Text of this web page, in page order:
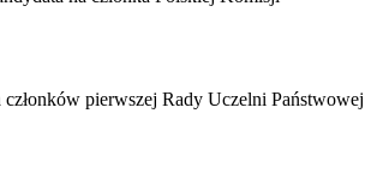
pierwszej Rady Uczelni Państwowej